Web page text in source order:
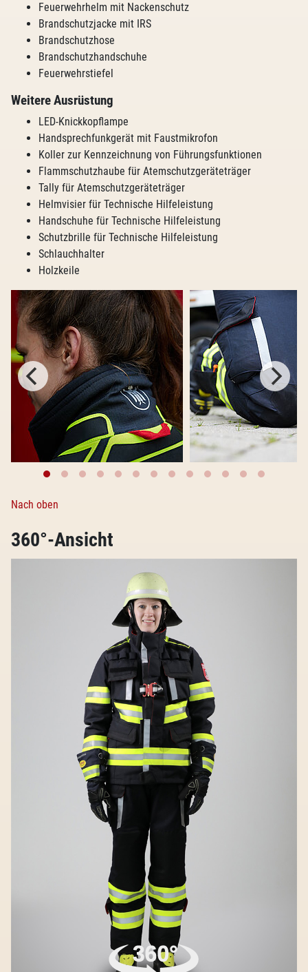
Feuerwehrhelm mit Nackenschutz
Brandschutzjacke mit IRS
Brandschutzhose
Brandschutzhandschuhe
Feuerwehrstiefel
Weitere Ausrüstung
LED-Knickkopflampe
Handsprechfunkgerät mit Faustmikrofon
Koller zur Kennzeichnung von Führungsfunktionen
Flammschutzhaube für Atemschutzgeräteträger
Tally für Atemschutzgeräteträger
Helmvisier für Technische Hilfeleistung
Handschuhe für Technische Hilfeleistung
Schutzbrille für Technische Hilfeleistung
Schlauchhalter
Holzkeile
Nach oben
360°-Ansicht